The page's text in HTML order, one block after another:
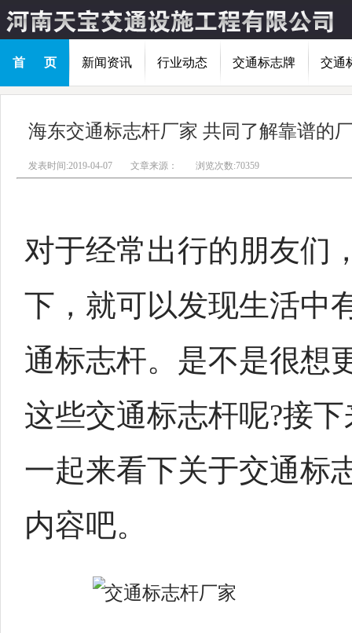
首 页 新闻资讯 行业动态 交通标志牌 交通
海东交通标志杆厂家 共同了解靠谱的
发表时间:2019-04-07 文章来源： 浏览次数:70359
对于经常出行的朋友们
下，就可以发现生活中
通标志杆。是不是很想
这些交通标志杆呢?接
一起来看下关于交通标
内容吧。